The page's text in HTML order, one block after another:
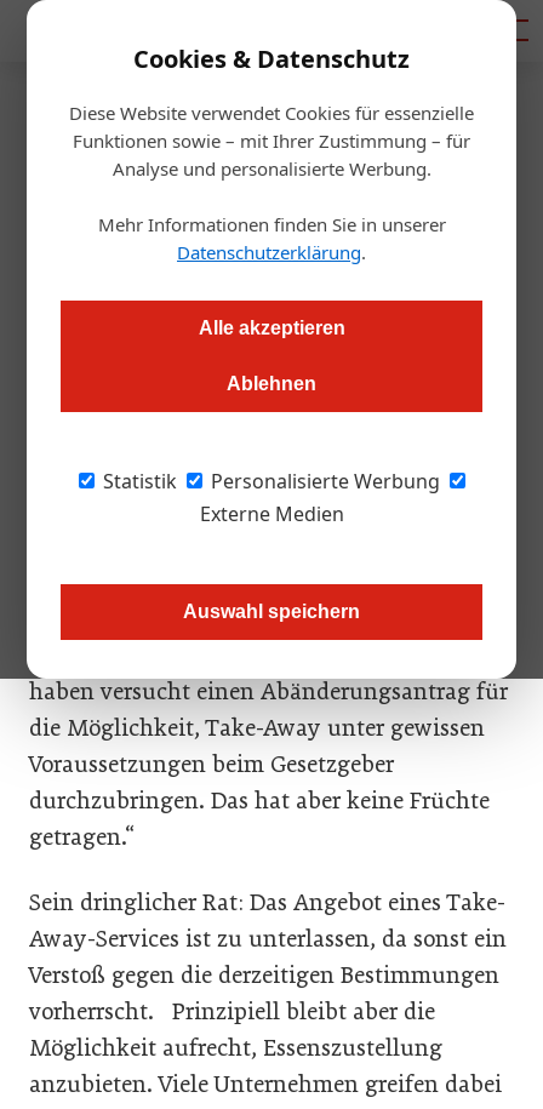
Cookies & Datenschutz
Diese Website verwendet Cookies für essenzielle
Funktionen sowie – mit Ihrer Zustimmung – für
Analyse und personalisierte Werbung.
Mehr Informationen finden Sie in unserer
Datenschutzerklärung.
Alle akzeptieren
Ablehnen
Statistik
Personalisierte Werbung
Externe Medien
Auswahl speichern
Startseite/Gastro & Hotel
Essenszustellung: Welche
Regeln zu beachten sind
Das Anbieten von Take-Away bleibt Gastronomen untersagt.
Die Zustellung läuft vielerorts gut. Dort sind aber Regeln zu
Für Verunsicherung sorgte bei einigen
Essenszustellung und Take-Away-Services
betreffend. Mario Pulker, Obmann des
haben versucht einen Abänderungsantrag für
die Möglichkeit, Take-Away unter gewissen
Voraussetzungen beim Gesetzgeber
durchzubringen. Das hat aber keine Früchte
getragen.“
Sein dringlicher Rat: Das Angebot eines Take-
Away-Services ist zu unterlassen, da sonst ein
Verstoß gegen die derzeitigen Bestimmungen
vorherrscht. Prinzipiell bleibt aber die
Möglichkeit aufrecht, Essenszustellung
anzubieten. Viele Unternehmen greifen dabei